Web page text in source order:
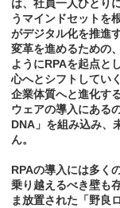
は、社員一人ひとり
うマインドセットを
がデジタル化を推進
変革を進めるための
ようにRPAを起点と
心へとシフトしてい
企業体質へと進化す
ウェアの導入にある
DNA」を組み込み、
ん。
RPAの導入には多く
乗り越えるべき壁も
ま放置された「野良